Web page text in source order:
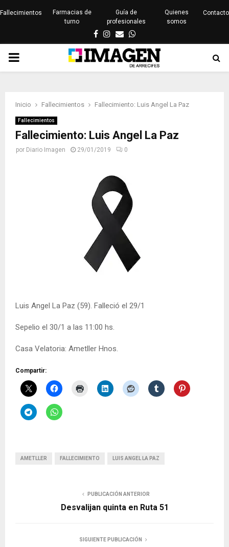
Fallecimientos
Farmacias de
turno
Guía de
profesionales
Quienes
somos
Contacto
Facebook
Instagram
EmailWhatsapp
PRIMARY
Inicio Fallecimientos Fallecimiento: Luis Angel La Paz
Fallecimientos
Fallecimiento: Luis Angel La Paz
por Diario Imagen 29/01/2019 0
Luis Angel La Paz (59). Falleció el 29/1
Sepelio el 30/1 a las 11:00 hs.
Casa Velatoria: Ametller Hnos.
Compartir:
AMETLLER FALLECIMIENTO LUIS ANGEL LA PAZ
PUBLICACIÓN ANTERIOR
Desvalijan quinta en Ruta 51
SIGUIENTE PUBLICACIÓN